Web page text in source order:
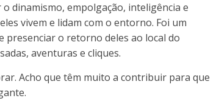
dinamismo, empolgação, inteligência e
vivem e lidam com o entorno. Foi um
presenciar o retorno deles ao local do
aventuras e cliques.
Acho que têm muito a contribuir para que